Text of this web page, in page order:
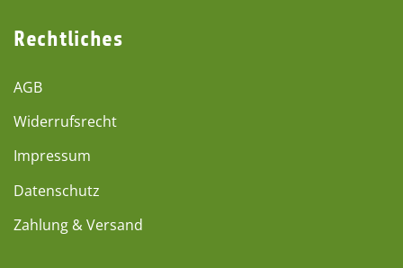
Rechtliches
AGB
Widerrufsrecht
Impressum
Datenschutz
Zahlung & Versand